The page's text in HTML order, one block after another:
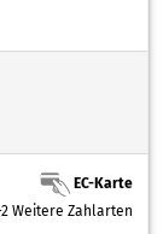
EC-Karte
Weitere Zahlarten